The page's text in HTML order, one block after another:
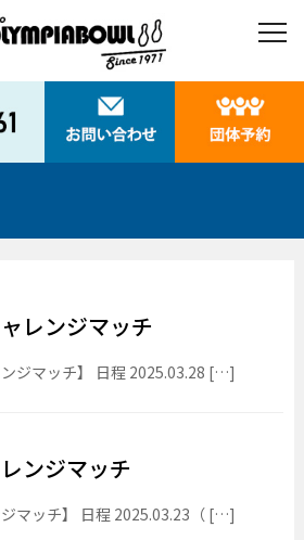
レンジマッチ
ンジマッチ】 日程 2025.03.28 […]
ンジマッチ
ジマッチ】 日程 2025.03.23（ […]